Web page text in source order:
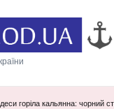
горіла кальянна: чорний